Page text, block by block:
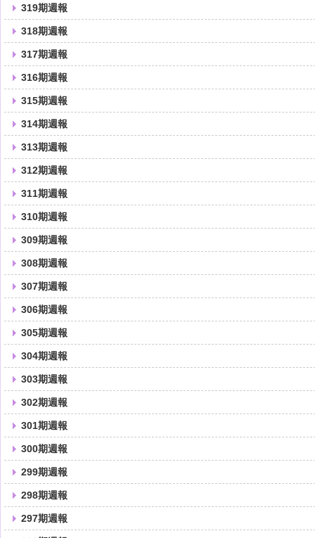
319期週報
318期週報
317期週報
316期週報
315期週報
314期週報
313期週報
312期週報
311期週報
310期週報
309期週報
308期週報
307期週報
306期週報
305期週報
304期週報
303期週報
302期週報
301期週報
300期週報
299期週報
298期週報
297期週報